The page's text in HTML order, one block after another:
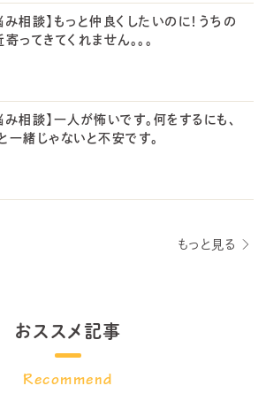
み相談】もっと仲良くしたいのに！うちの
寄ってきてくれません。。。
み相談】一人が怖いです。何をするにも、
一緒じゃないと不安です。
もっと見る
おススメ記事